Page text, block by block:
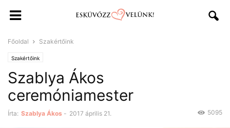
Főoldal Szakértőink
Szakértőink
Szablya Ákos
ceremóniamester
Írta: Szablya Ákos - 2017 április 21. 5095